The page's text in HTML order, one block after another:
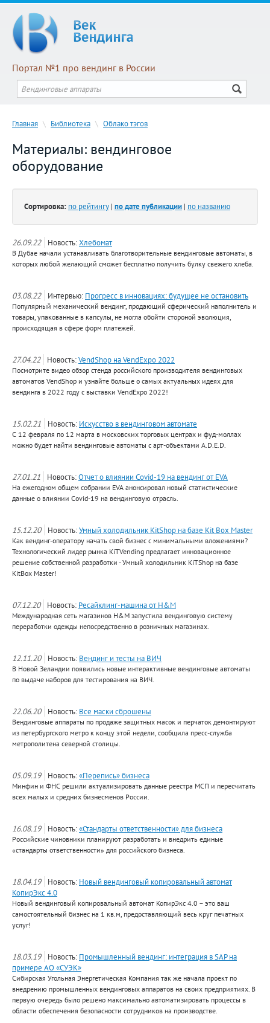
Портал №1 про вендинг в России
Главная \ Библиотека \ Облако тэгов
Материалы: вендинговое
оборудование
Сортировка: по рейтингу | по дате публикации | по названию
26.09.22 Новость:Хлебомат
В Дубае начали устанавливать благотворительные вендинговые автоматы, в
которых любой желающий сможет бесплатно получить булку свежего хлеба.
03.08.22 Интервью: Прогресс в инновациях: будущее не остановить
Популярный механический вендинг, продающий сферический наполнитель и
товары, упакованные в капсулы, не могла обойти стороной эволюция,
происходящая в сфере форм платежей.
27.04.22 Новость:VendShop на VendExpo 2022
Посмотрите видео обзор стенда российского производителя вендинговых
автоматов VendShop и узнайте больше о самых актуальных идеях для
вендинга в 2022 году с выставки VendExpo 2022!
15.02.21 Новость: Искусство в вендинговом автомате
С 12 февраля по 12 марта в московских торговых центрах и фуд-моллах
можно будет найти вендинговые автоматы с арт-объектами A.D.E.D.
27.01.21 Новость:Отчет о влиянии Covid-19 на вендинг от EVA
На ежегодном общем собрании EVA анонсировал новый статистические
данные о влиянии Covid-19 на вендинговую отрасль.
15.12.20 Новость:Умный холодильник KitShop на базе Kit Box Master
Как вендинг-оператору начать свой бизнес с минимальными вложениями?
Технологический лидер рынка KiTVending предлагает инновационное
решение собственной разработки - Умный холодильник KiTShop на базе
KitBox Master!
07.12.20 Новость: Ресайклинг-машина от H&M
Международная сеть магазинов H&M запустила вендинговую систему
переработки одежды непосредственно в розничных магазинах.
12.11.20 Новость: Вендинг и тесты на ВИЧ
В Новой Зеландии появились новые интерактивные вендинговые автоматы
по выдаче наборов для тестирования на ВИЧ.
22.06.20 Новость: Все маски сброшены
Вендинговые аппараты по продаже защитных масок и перчаток демонтируют
из петербургского метро к концу этой недели, сообщила пресс-служба
метрополитена северной столицы.
05.09.19 Новость:«Перепись» бизнеса
Минфин и ФНС решили актуализировать данные реестра МСП и пересчитать
всех малых и средних бизнесменов России.
16.08.19 Новость:«Стандарты ответственности» для бизнеса
Российские чиновники планируют разработать и внедрить единые
«стандарты ответственности» для российского бизнеса.
18.04.19 Новость: Новый вендинговый копировальный автомат
КопирЭкс 4.0
Новый вендинговый копировальный автомат КопирЭкс 4.0 – это ваш
самостоятельный бизнес на 1 кв.м, предоставляющий весь круг печатных
услуг!
18.03.19 Новость: Промышленный вендинг: интеграция в SAP на
примере АО «СУЭК»
Сибирская Угольная Энергетическая Компания так же начала проект по
внедрению промышленных вендинговых аппаратов на своих предприятиях. В
первую очередь было решено максимально автоматизировать процессы в
области обеспечения безопасности сотрудников на производстве.